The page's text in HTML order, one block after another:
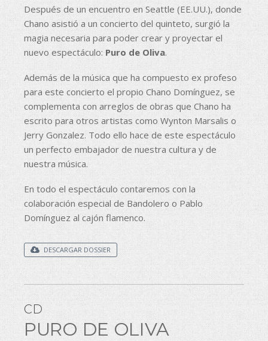
Después de un encuentro en Seattle (EE.UU.), donde
Chano asistió a un concierto del quinteto, surgió la
magia necesaria para poder crear y proyectar el
nuevo espectáculo: Puro de Oliva.
Además de la música que ha compuesto ex profeso
para este concierto el propio Chano Domínguez, se
complementa con arreglos de obras que Chano ha
escrito para otros artistas como Wynton Marsalis o
Jerry Gonzalez. Todo ello hace de este espectáculo
un perfecto embajador de nuestra cultura y de
nuestra música.
En todo el espectáculo contaremos con la
colaboración especial de Bandolero o Pablo
Domínguez al cajón flamenco.
DESCARGAR DOSSIER
CD
PURO DE OLIVA